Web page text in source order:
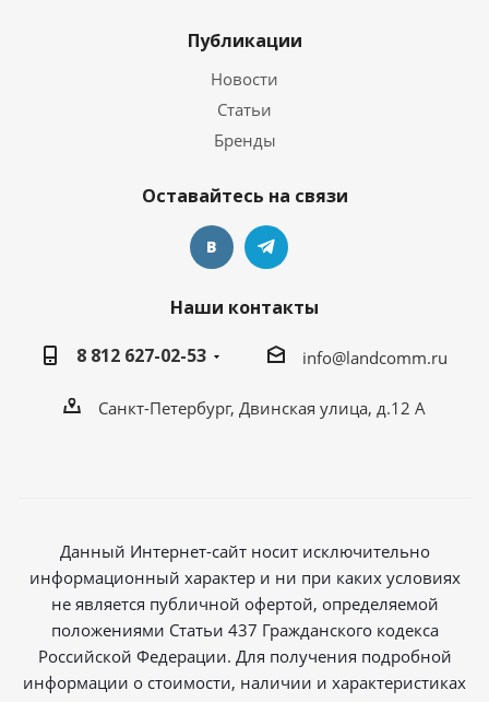
Публикации
Новости
Статьи
Бренды
Оставайтесь на связи
Наши контакты
8 812 627-02-53
info@landcomm.ru
Санкт-Петербург, Двинская улица, д.12 А
Данный Интернет-сайт носит исключительно
информационный характер и ни при каких условиях
не является публичной офертой, определяемой
положениями Статьи 437 Гражданского кодекса
Российской Федерации. Для получения подробной
информации о стоимости, наличии и характеристиках